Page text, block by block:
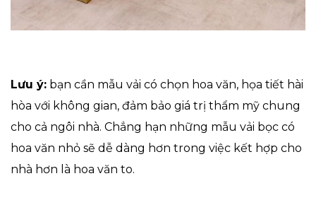
Lưu ý: bạn cần mẫu vải có chọn hoa văn, họa tiết hài
hòa với không gian, đảm bảo giá trị thẩm mỹ chung
cho cả ngôi nhà. Chẳng hạn những mẫu vải bọc có
hoa văn nhỏ sẽ dễ dàng hơn trong việc kết hợp cho
nhà hơn là hoa văn to.